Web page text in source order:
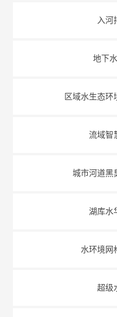
入河
地下
区域水生态环
流域智
城市河道黑
湖库水
水环境网
超级